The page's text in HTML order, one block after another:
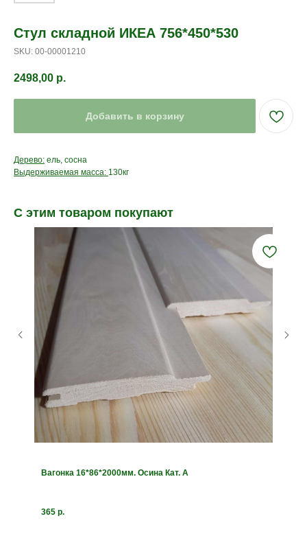
Стул складной ИКЕА 756*450*530
SKU: 00-00001210
2498,00 р.
Добавить в корзину
Дерево: ель, сосна
Выдерживаемая масса: 130кг
С этим товаром покупают
Вагонка 16*86*2000мм. Осина Кат. А
365 р.